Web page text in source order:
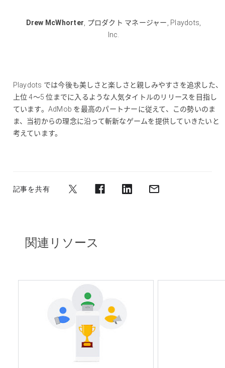
Drew McWhorter, プロダクト マネージャー, Playdots,
Inc.
Playdots では今後も美しさと楽しさと親しみやすさを追求した、
上位 4～5 位までに入るような人気タイトルのリリースを目指し
ています。AdMob を最高のパートナーに従えて、この勢いのま
ま、当初からの理念に沿って斬新なゲームを提供していきたいと
考えています。
記事を共有
関連リソース